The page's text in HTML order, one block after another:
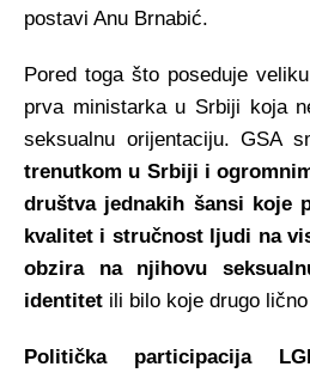
postavi Anu Brnabić.
Pored toga što poseduje
prva ministarka u Srbiji koja
seksualnu orijentaciju. GSA
trenutkom u Srbiji i
društva jednakih šansi koje
kvalitet i stručnost ljudi na
obzira na njihovu
identitet ili bilo koje drugo
Politička participacija